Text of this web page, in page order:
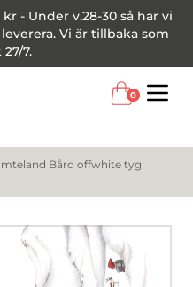
- Under v.28-30 så har vi
Vi är tillbaka som
7.
0
Bård offwhite tyg